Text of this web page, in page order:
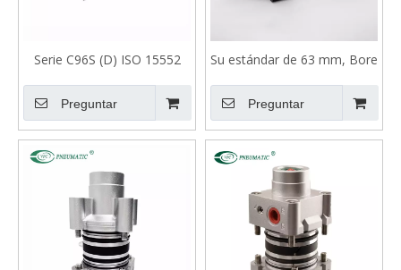
Serie C96S (D) ISO 15552
estándar
Preguntar
Su estándar de 63 mm, Bore
Buffer Double Actando
Cilindro de Aire Neumático
Preguntar